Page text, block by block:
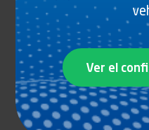
64 DP3
Ver
Ver el